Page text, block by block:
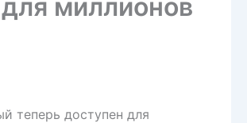
миллионов
теперь доступен для